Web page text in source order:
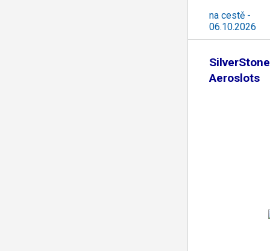
na cestě -
06.10.2026
Aeroslots